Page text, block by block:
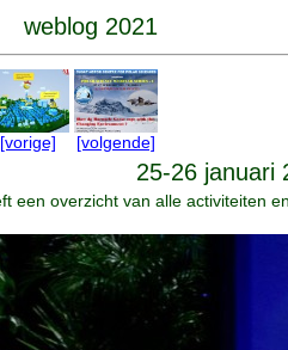
weblog 2021
[vorige] [volgende]
25-26 januari
een overzicht van alle activiteiten en